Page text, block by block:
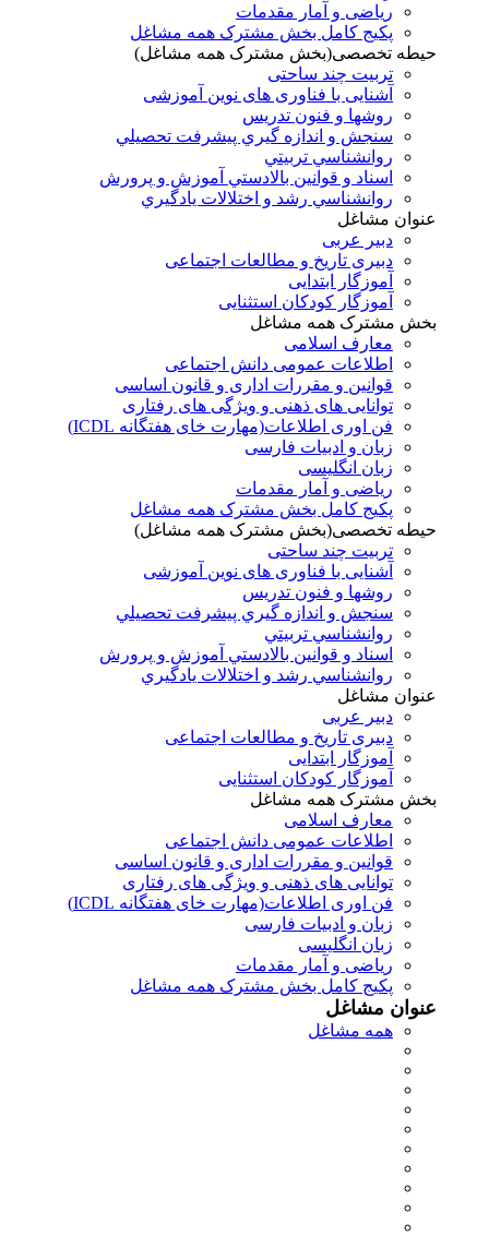
ریاضی و آمار مقدمات
پکیج کامل بخش مشترک همه مشاغل
حیطه تخصصی(بخش مشترک همه مشاغل)
تربیت چند ساحتی
آشنایی با فناوری های نوین آموزشی
روشها و فنون تدريس
سنجش و اندازه گيري پيشرفت تحصيلي
روانشناسي تربيتي
اسناد و قوانين بالادستي آموزش و پرورش
روانشناسي رشد و اختلالات يادگيري
عنوان مشاغل
دبير عربی
دبیری تاریخ و مطالعات اجتماعی
آموزگار ابتدایی
آموزگار کودکان استثنایی
بخش مشترک همه مشاغل
معارف اسلامی
اطلاعات عمومی دانش اجتماعی
قوانین و مقررات اداری و قانون اساسی
توانایی های ذهنی و ویژگی های رفتاری
فن اوری اطلاعات(مهارت خای هفتگانه ICDL)
زبان و ادبیات فارسی
زبان انگلیسی
ریاضی و آمار مقدمات
پکیج کامل بخش مشترک همه مشاغل
حیطه تخصصی(بخش مشترک همه مشاغل)
تربیت چند ساحتی
آشنایی با فناوری های نوین آموزشی
روشها و فنون تدريس
سنجش و اندازه گيري پيشرفت تحصيلي
روانشناسي تربيتي
اسناد و قوانين بالادستي آموزش و پرورش
روانشناسي رشد و اختلالات يادگيري
عنوان مشاغل
دبير عربی
دبیری تاریخ و مطالعات اجتماعی
آموزگار ابتدایی
آموزگار کودکان استثنایی
بخش مشترک همه مشاغل
معارف اسلامی
اطلاعات عمومی دانش اجتماعی
قوانین و مقررات اداری و قانون اساسی
توانایی های ذهنی و ویژگی های رفتاری
فن اوری اطلاعات(مهارت خای هفتگانه ICDL)
زبان و ادبیات فارسی
زبان انگلیسی
ریاضی و آمار مقدمات
پکیج کامل بخش مشترک همه مشاغل
عنوان مشاغل
همه مشاغل